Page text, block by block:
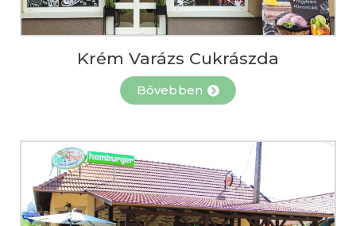
Krém Varázs Cukrászda
Bővebben